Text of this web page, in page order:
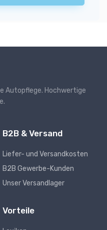
Autopflege. Hochwertige
B2B & Versand
Liefer- und Versandkosten
B2B Gewerbe-Kunden
Unser Versandlager
Vorteile